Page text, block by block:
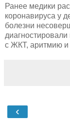
Ранее медики
коронавируса у
болезни
с ЖКТ, аритмию и
‹